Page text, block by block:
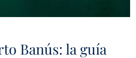
Banús: la guía